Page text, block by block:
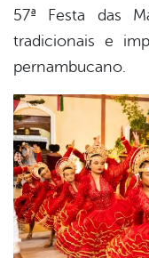
57ª Festa das
tradicionais e
pernambucano.